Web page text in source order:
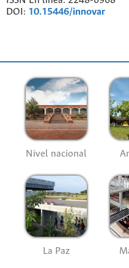
DOI: 10.15446/innovar
Nivel nacional
La Paz